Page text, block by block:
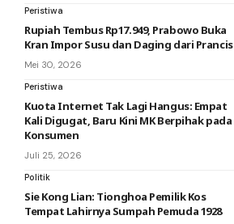
Peristiwa
Rupiah Tembus Rp17.949, Prabowo Buka
Kran Impor Susu dan Daging dari Prancis
Mei 30, 2026
Peristiwa
Kuota Internet Tak Lagi Hangus: Empat
Kali Digugat, Baru Kini MK Berpihak pada
Konsumen
Juli 25, 2026
Politik
Sie Kong Lian: Tionghoa Pemilik Kos
Tempat Lahirnya Sumpah Pemuda 1928